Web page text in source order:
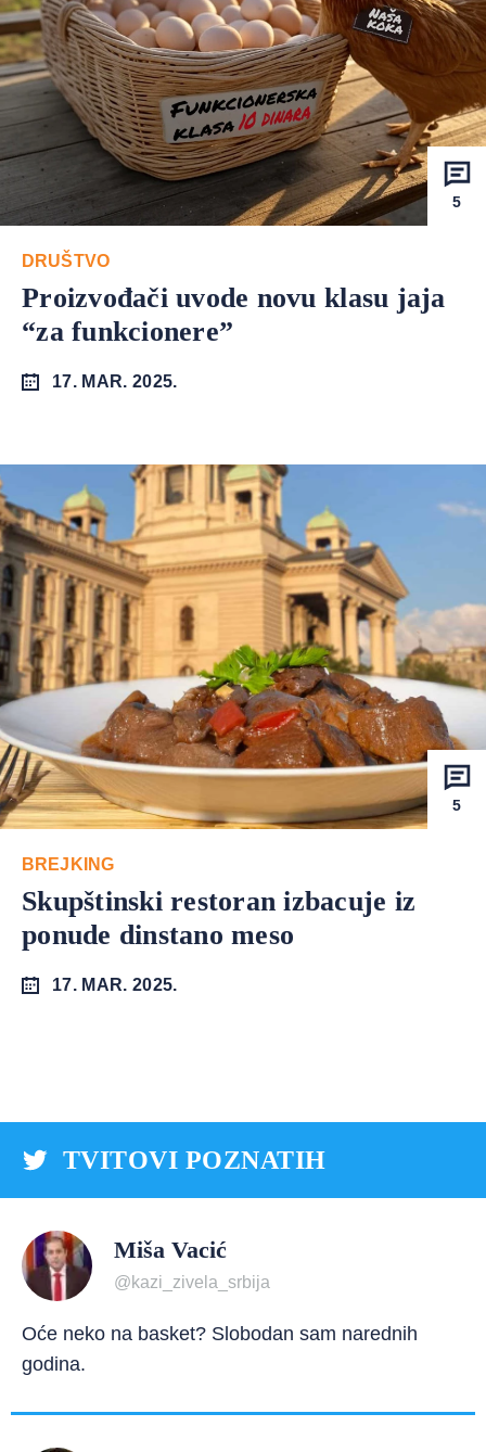
5
DRUŠTVO
Proizvođači uvode novu klasu jaja
“za funkcionere”
17. MAR. 2025.
5
BREJKING
Skupštinski restoran izbacuje iz
ponude dinstano meso
17. MAR. 2025.
TVITOVI POZNATIH
Miša Vacić
@kazi_zivela_srbija
Oće neko na basket? Slobodan sam narednih
godina.